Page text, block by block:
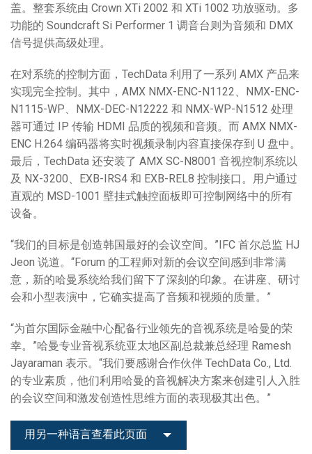
盖。整套系统由 Crown XTi 2002 和 XTi 1002 功放驱动。多
功能的 Soundcraft Si Performer 1 调音台则为音频和 DMX
信号提供高级处理。
在对系统的控制方面，TechData 利用了一系列 AMX 产品来
实现完全控制。其中，AMX NMX-ENC-N1122、NMX-ENC-
N1115-WP、NMX-DEC-N12222 和 NMX-WP-N1512 处理
器可通过 IP 传输 HDMI 品质的视频和音频。而 AMX NMX-
ENC H.264 编码器将实时视频录制内容直接保存到 U 盘中。
最后，TechData 还安装了 AMX SC-N8001 音视控制系统以
及 NX-3200、EXB-IRS4 和 EXB-REL8 控制接口。用户通过
直观的 MSD-1001 壁挂式触控面板即可控制网络中的所有
设备。
“我们的目标是创造韩国最好的会议空间。”IFC 首尔总监 HJ
Jeon 说道。“Forum 的工程师对新的会议空间感到非常满
意，新的哈曼系统给我们留下了深刻的印象。在讲座、研讨
会和小型表演中，它确实提高了音频和视频的质量。”
“为首尔国际金融中心配备行业领先的音视系统是哈曼的荣
幸。”哈曼专业音视系统亚太地区副总裁兼总经理 Ramesh
Jayaraman 表示。“我们要感谢合作伙伴 TechData Co., Ltd.
的专业素质，他们利用哈曼的音视解决方案来创建引人入胜
的会议空间和激发创造性思维方面的表现极其出色。”
用另一种语言查看此页面